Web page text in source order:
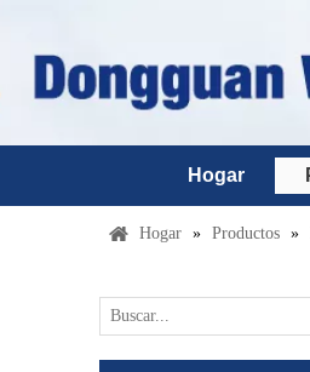
Hogar
Hogar » Productos »